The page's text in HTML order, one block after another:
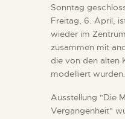
Sonntag
Freitag, 6. April,
wieder im
zusammen mit
die von den alten
modelliert
Ausstellung "Die
Vergangenheit"